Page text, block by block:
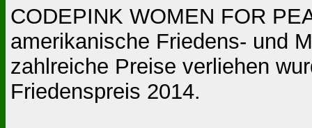
CODEPINK WOMEN FOR
amerikanische Friedens- und
zahlreiche Preise verliehen
Friedenspreis 2014.